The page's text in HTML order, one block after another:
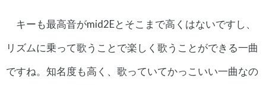
キーも最高音がmid2Eとそこまで高くはないですし、
リズムに乗って歌うことで楽しく歌うことができる一曲
ですね。知名度も高く、歌っていてかっこいい一曲なの